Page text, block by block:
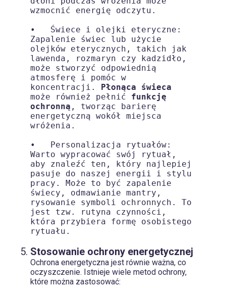
wzmocnić energię odczytu.
•   Świece i olejki eteryczne:
Zapalenie świec lub użycie
olejków eterycznych, takich jak
lawenda, rozmaryn czy kadzidło,
może stworzyć odpowiednią
atmosferę i pomóc w
koncentracji. Płonąca świeca
może również pełnić funkcję
ochronną , tworząc barierę
energetyczną wokół miejsca
wróżenia.
•   Personalizacja rytuałów:
Warto wypracować swój rytuał,
aby znaleźć ten, który najlepiej
pasuje do naszej energii i stylu
pracy. Może to być zapalenie
świecy, odmawianie mantry,
rysowanie symboli ochronnych. To
jest tzw. rutyna czynności,
która przybiera formę osobistego
rytuału.
Stosowanie ochrony energetycznej
Ochrona energetyczna jest równie ważna, co
oczyszczenie. Istnieje wiele metod ochrony,
które można zastosować: